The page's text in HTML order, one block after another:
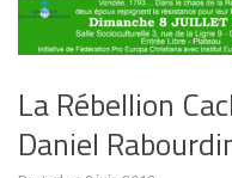
La Rébellion
Daniel